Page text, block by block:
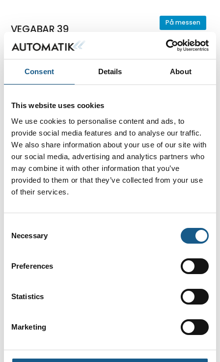
Consent Details About
This website uses cookies
We use cookies to personalise content and ads, to
provide social media features and to analyse our traffic.
We also share information about your use of our site with
our social media, advertising and analytics partners who
may combine it with other information that you’ve
provided to them or that they’ve collected from your use
of their services.
Selection
Necessary
Preferences
Statistics
Marketing
På messen
VEGABAR 39
På messen
VEGASWING 66
VEGAPULS C 21
På messen
VEGADIF 85